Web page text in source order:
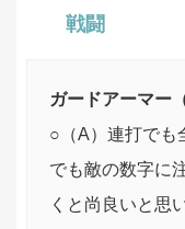
戦闘
ガードアーマー
○（A）連打でも
でも敵の数字に
くと尚良いと思